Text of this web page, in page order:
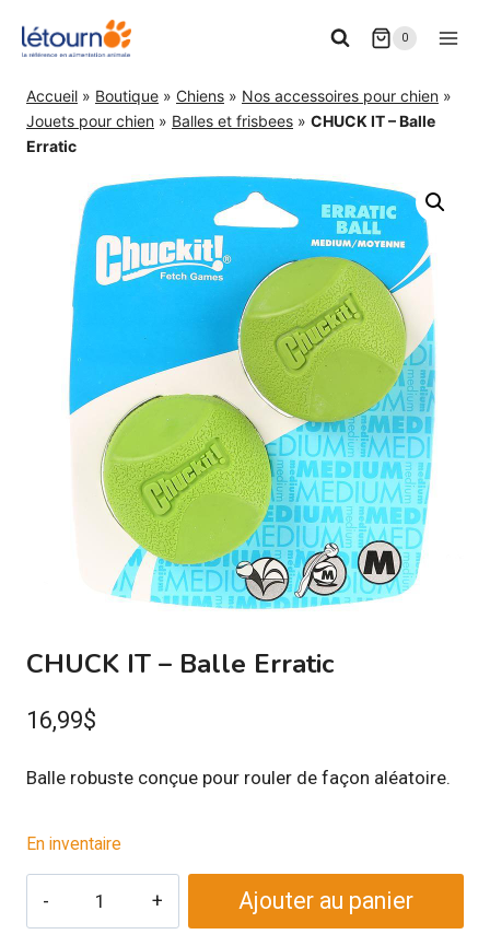
0
Accueil » Boutique » Chiens » Nos accessoires pour chien »
Jouets pour chien » Balles et frisbees » CHUCK IT – Balle
Erratic
CHUCK IT – Balle Erratic
16,99$
Balle robuste conçue pour rouler de façon aléatoire.
En inventaire
Ajouter au panier